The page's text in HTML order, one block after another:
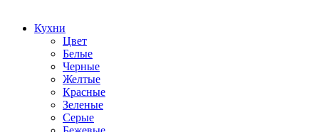
Кухни
Цвет
Белые
Черные
Желтые
Красные
Зеленые
Серые